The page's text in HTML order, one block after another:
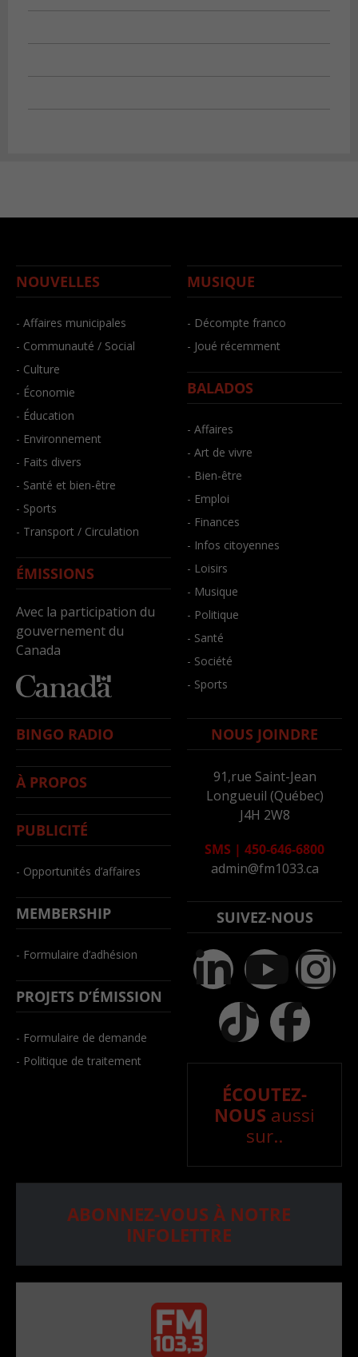
NOUVELLES
- Affaires municipales
- Communauté / Social
- Culture
- Économie
- Éducation
- Environnement
- Faits divers
- Santé et bien-être
- Sports
- Transport / Circulation
ÉMISSIONS
Avec la participation du
gouvernement du
Canada
MUSIQUE
- Décompte franco
- Joué récemment
BALADOS
- Affaires
- Art de vivre
- Bien-être
- Emploi
- Finances
- Infos citoyennes
- Loisirs
- Musique
- Politique
- Santé
- Société
- Sports
BINGO RADIO
À PROPOS
PUBLICITÉ
- Opportunités d’affaires
MEMBERSHIP
- Formulaire d’adhésion
PROJETS D’ÉMISSION
- Formulaire de demande
- Politique de traitement
NOUS JOINDRE
91,rue Saint-Jean
Longueuil (Québec)
J4H 2W8
SMS | 450-646-6800
admin@fm1033.ca
SUIVEZ-NOUS
ÉCOUTEZ-
NOUS aussi
sur..
ABONNEZ-VOUS À NOTRE
INFOLETTRE